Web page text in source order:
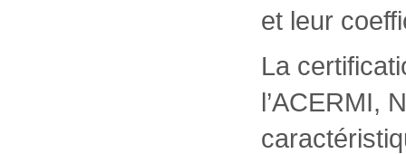
et leur
La
l’ACERMI,